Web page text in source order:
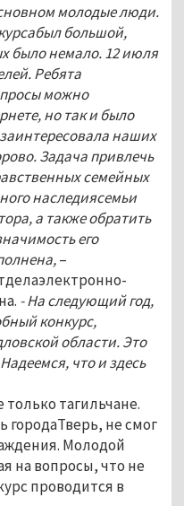
молодые люди.
большой,
было немало. 12 июля
Ребята
можно
но так и было
наших
Задача привлечь
семейных
наследиясемьи
а также обратить
его
–
- На следующий год,
конкурс,
области. Это
что и здесь
тагильчане.
городаТверь, не смог
Молодой
на вопросы, что не
проводится в